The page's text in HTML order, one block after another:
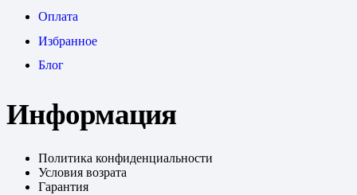
Оплата
Избранное
Блог
Информация
Политика конфиденциальности
Условия возрата
Гарантия